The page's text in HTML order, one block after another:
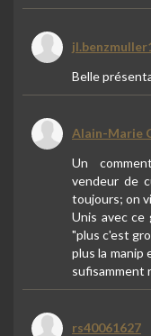
Belle
Alain-Marie
Un
vendeur de
toujours; on
Unis avec
"plus c'est
plus la manip
sufisamment
rs40061627